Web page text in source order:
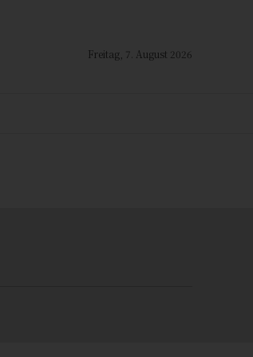
Freitag, 7. August 2026
wird der Dialog geschlossen. Seine Funktionalität ist